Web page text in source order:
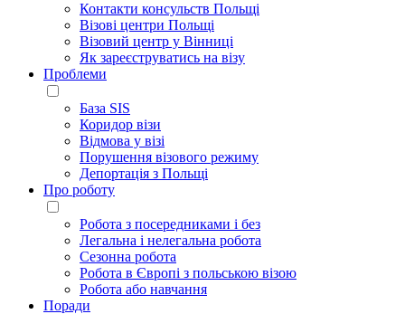
Контакти консульств Польщі
Візові центри Польщі
Візовий центр у Вінниці
Як зареєструватись на візу
Проблеми
База SIS
Коридор візи
Відмова у візі
Порушення візового режиму
Депортація з Польщі
Про роботу
Робота з посередниками і без
Легальна і нелегальна робота
Сезонна робота
Робота в Європі з польською візою
Робота або навчання
Поради